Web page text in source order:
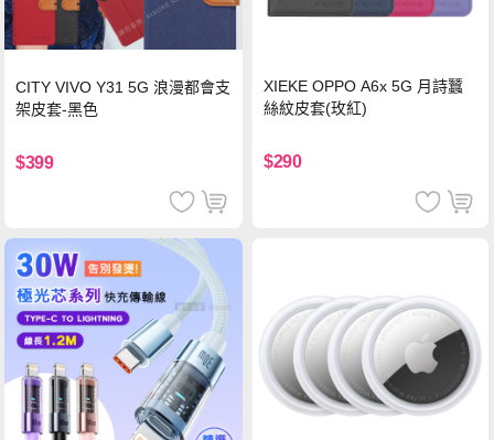
CITY VIVO Y31 5G 浪漫都會支
架皮套-黑色
$399
XIEKE OPPO A6x 5G 月詩蠶
絲紋皮套(玫紅)
$290